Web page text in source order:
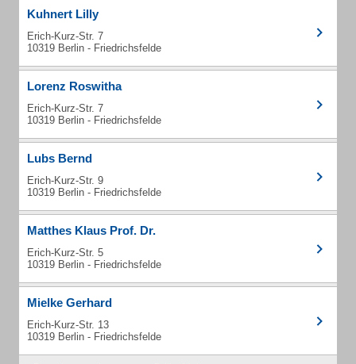
Kuhnert Lilly
Erich-Kurz-Str. 7
10319 Berlin - Friedrichsfelde
Lorenz Roswitha
Erich-Kurz-Str. 7
10319 Berlin - Friedrichsfelde
Lubs Bernd
Erich-Kurz-Str. 9
10319 Berlin - Friedrichsfelde
Matthes Klaus Prof. Dr.
Erich-Kurz-Str. 5
10319 Berlin - Friedrichsfelde
Mielke Gerhard
Erich-Kurz-Str. 13
10319 Berlin - Friedrichsfelde